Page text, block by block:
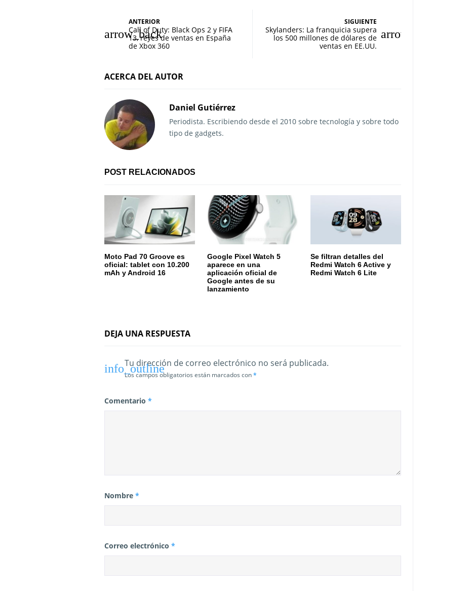
a
e
a
c
ó
n
e
n
a
a
ANTERIOR
Call of Duty: Black Ops 2 y FIFA
13, reyes de ventas en España
de Xbox 360
SIGUIENTE
Skylanders: La franquicia supera
los 500 millones de dólares de
ventas en EE.UU.
ACERCA DEL AUTOR
Daniel Gutiérrez
Periodista. Escribiendo desde el 2010 sobre tecnología y sobre todo
tipo de gadgets.
POST RELACIONADOS
Moto Pad 70 Groove es
oficial: tablet con 10.200
mAh y Android 16
Google Pixel Watch 5
aparece en una
aplicación oficial de
Google antes de su
lanzamiento
Se filtran detalles del
Redmi Watch 6 Active y
Redmi Watch 6 Lite
DEJA UNA RESPUESTA
Tu dirección de correo electrónico no será publicada.
Los campos obligatorios están marcados con*
Comentario *
Nombre *
Correo electrónico *